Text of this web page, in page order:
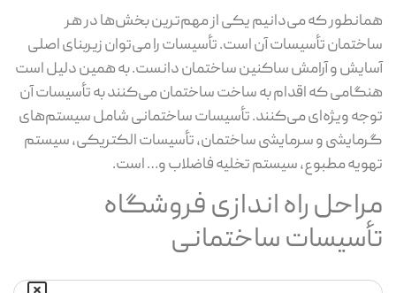
همانطور که می‌دانیم یکی از مهم‌ترین بخش‌ها در هر
ساختمان تأسیسات آن است. تأسیسات را می‌توان زیربنای اصلی
آسایش و آرامش ساکنین ساختمان دانست. به همین دلیل است
هنگامی که اقدام به ساخت ساختمان می‌کنند به تأسیسات آن
توجه ویژه‌ای می‌کنند. تأسیسات ساختمانی شامل سیستم‌های
گرمایشی و سرمایشی ساختمان، تأسیسات الکتریکی، سیستم
تهویه مطبوع، سیستم تخلیه فاضلاب و… است.
مراحل راه اندازی فروشگاه
تأسیسات ساختمانی